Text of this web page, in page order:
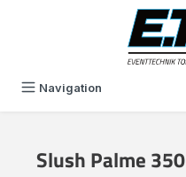
Navigation
Slush Palme